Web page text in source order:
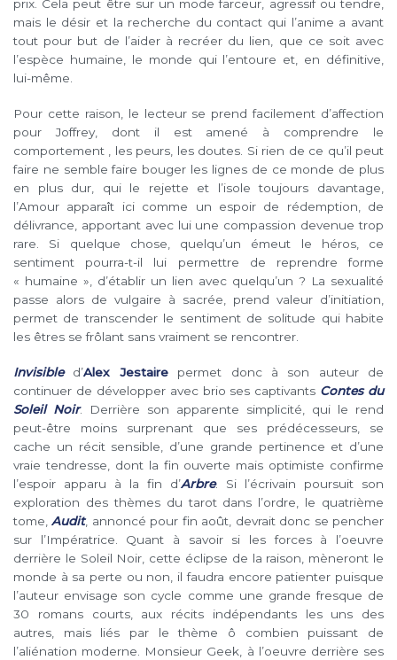
prix. Cela peut être sur un mode farceur, agressif ou tendre,
mais le désir et la recherche du contact qui l’anime a avant
tout pour but de l’aider à recréer du lien, que ce soit avec
l’espèce humaine, le monde qui l’entoure et, en définitive,
lui-même.
Pour cette raison, le lecteur se prend facilement d’affection
pour Joffrey, dont il est amené à comprendre le
comportement , les peurs, les doutes. Si rien de ce qu’il peut
faire ne semble faire bouger les lignes de ce monde de plus
en plus dur, qui le rejette et l’isole toujours davantage,
l’Amour apparaît ici comme un espoir de rédemption, de
délivrance, apportant avec lui une compassion devenue trop
rare. Si quelque chose, quelqu’un émeut le héros, ce
sentiment pourra-t-il lui permettre de reprendre forme
« humaine », d’établir un lien avec quelqu’un ? La sexualité
passe alors de vulgaire à sacrée, prend valeur d’initiation,
permet de transcender le sentiment de solitude qui habite
les êtres se frôlant sans vraiment se rencontrer.
Invisibled’Alex Jestairepermet donc à son auteur de
continuer de développer avec brio ses captivants Contes du
Soleil Noir. Derrière son apparente simplicité, qui le rend
peut-être moins surprenant que ses prédécesseurs, se
cache un récit sensible, d’une grande pertinence et d’une
vraie tendresse, dont la fin ouverte mais optimiste confirme
l’espoir apparu à la fin d’Arbre. Si l’écrivain poursuit son
exploration des thèmes du tarot dans l’ordre, le quatrième
tome,Audit, annoncé pour fin août, devrait donc se pencher
sur l’Impératrice. Quant à savoir si les forces à l’oeuvre
derrière le Soleil Noir, cette éclipse de la raison, mèneront le
monde à sa perte ou non, il faudra encore patienter puisque
l’auteur envisage son cycle comme une grande fresque de
30 romans courts, aux récits indépendants les uns des
autres, mais liés par le thème ô combien puissant de
l’aliénation moderne. Monsieur Geek, à l’oeuvre derrière ses